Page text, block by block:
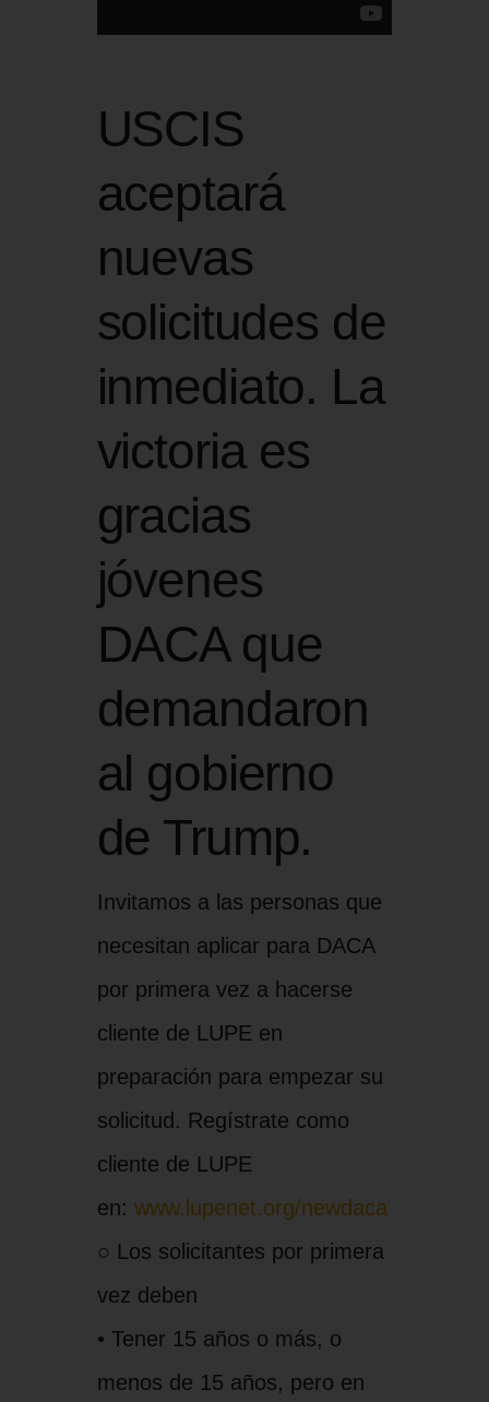
USCIS
aceptará
nuevas
solicitudes de
inmediato. La
victoria es
gracias
jóvenes
DACA que
demandaron
al gobierno
de Trump.
Invitamos a las personas que
necesitan aplicar para DACA
por primera vez a hacerse
cliente de LUPE en
preparación para empezar su
solicitud. Regístrate como
cliente de LUPE
en: www.lupenet.org/newdaca
○ Los solicitantes por primera
vez deben
• Tener 15 años o más, o
menos de 15 años, pero en